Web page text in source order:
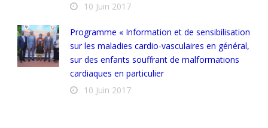
10 Juin 2017
Programme « Information et de sensibilisation
sur les maladies cardio-vasculaires en général,
sur des enfants souffrant de malformations
cardiaques en particulier
10 Juin 2017